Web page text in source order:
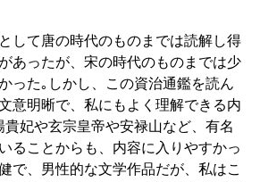
して唐の時代のものまでは読解し得
あったが、宋の時代のものまでは少
った｡しかし、この資治通鑑を読ん
意明晰で、私にもよく理解できる内
貴妃や玄宗皇帝や安禄山など、有名
ることからも、内容に入りやすかっ
で、男性的な文学作品だが、私はこ